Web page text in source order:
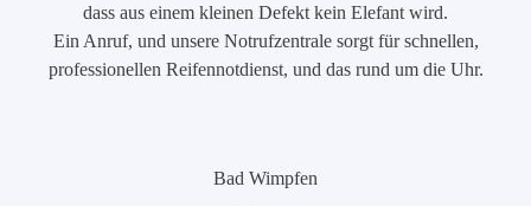
dass aus einem kleinen Defekt kein Elefant wird.
Ein Anruf, und unsere Notrufzentrale sorgt für schnellen,
professionellen Reifennotdienst, und das rund um die Uhr.
Bad Wimpfen